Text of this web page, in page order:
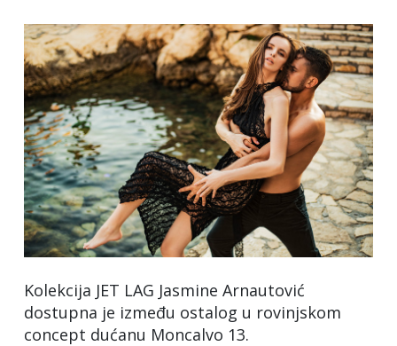
Kolekcija JET LAG Jasmine Arnautović
dostupna je između ostalog u rovinjskom
concept dućanu Moncalvo 13.